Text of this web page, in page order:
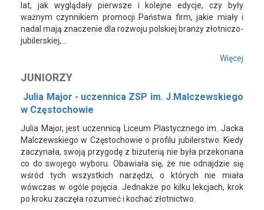
lat, jak wyglądały pierwsze i kolejne edycje, czy były
ważnym czynnikiem promocji Państwa firm, jakie miały i
nadal mają znaczenie dla rozwoju polskiej branży złotniczo-
jubilerskiej,...
Więcej
JUNIORZY
Julia Major - uczennica ZSP im. J.Malczewskiego
w Częstochowie
Julia Major, jest uczennicą Liceum Plastycznego im. Jacka
Malczewskiego w Częstochowie o profilu jubilerstwo. Kiedy
zaczynała, swoją przygodę z biżuterią nie była przekonana
co do swojego wyboru. Obawiała się, że nie odnajdzie się
wśród tych wszystkich narzędzi, o których nie miała
wówczas w ogóle pojęcia. Jednakże po kilku lekcjach, krok
po kroku zaczęła rozumieć i kochać złotnictwo.